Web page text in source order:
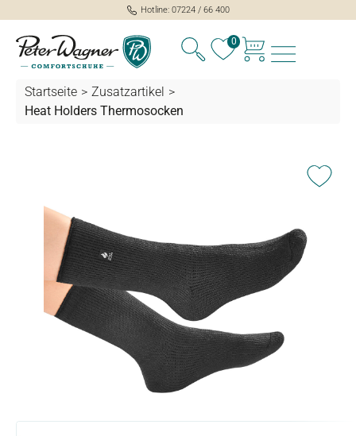
springen
Hotline: 07224 / 66 400
0
Startseite > Zusatzartikel >
Heat Holders Thermosocken